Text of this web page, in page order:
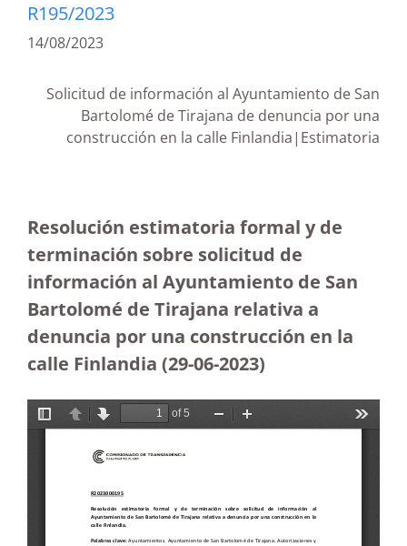
R195/2023
14/08/2023
Solicitud de información al Ayuntamiento de San
Bartolomé de Tirajana de denuncia por una
construcción en la calle Finlandia|Estimatoria
Resolución estimatoria formal y de
terminación sobre solicitud de
información al Ayuntamiento de San
Bartolomé de Tirajana relativa a
denuncia por una construcción en la
calle Finlandia (29-06-2023)